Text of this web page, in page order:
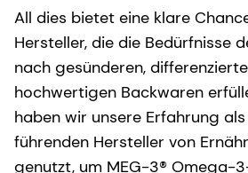
All dies bietet eine klare
Hersteller, die die Bedürfnisse
nach gesünderen,
hochwertigen Backwaren
haben wir unsere Erfahrung
führenden Hersteller von
genutzt, um MEG-3® Omega-